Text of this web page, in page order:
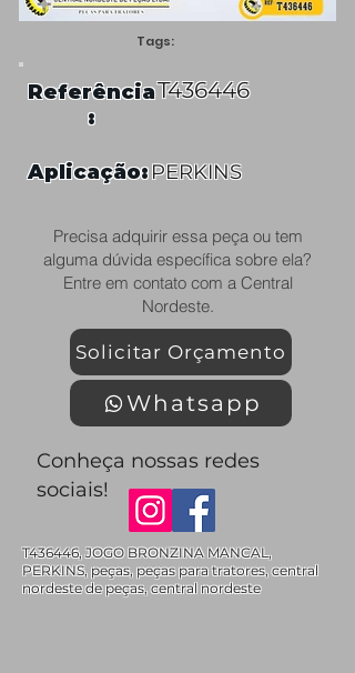
Tags:
Referência
:
T436446
Aplicação:PERKINS
Precisa adquirir essa peça ou tem
alguma dúvida específica sobre ela?
Entre em contato com a Central
Nordeste.
Solicitar Orçamento
Whatsapp
Conheça nossas redes
sociais!
T436446, JOGO BRONZINA MANCAL,
PERKINS, peças, peças para tratores, central
nordeste de peças, central nordeste